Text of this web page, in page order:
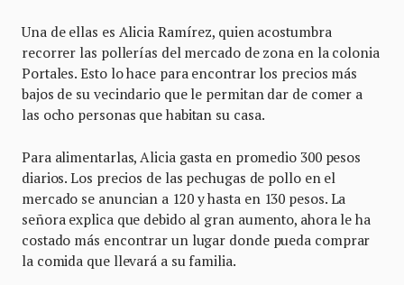
Una de ellas es Alicia Ramírez, quien acostumbra
recorrer las pollerías del mercado de zona en la colonia
Portales. Esto lo hace para encontrar los precios más
bajos de su vecindario que le permitan dar de comer a
las ocho personas que habitan su casa.
Para alimentarlas, Alicia gasta en promedio 300 pesos
diarios. Los precios de las pechugas de pollo en el
mercado se anuncian a 120 y hasta en 130 pesos. La
señora explica que debido al gran aumento, ahora le ha
costado más encontrar un lugar donde pueda comprar
la comida que llevará a su familia.